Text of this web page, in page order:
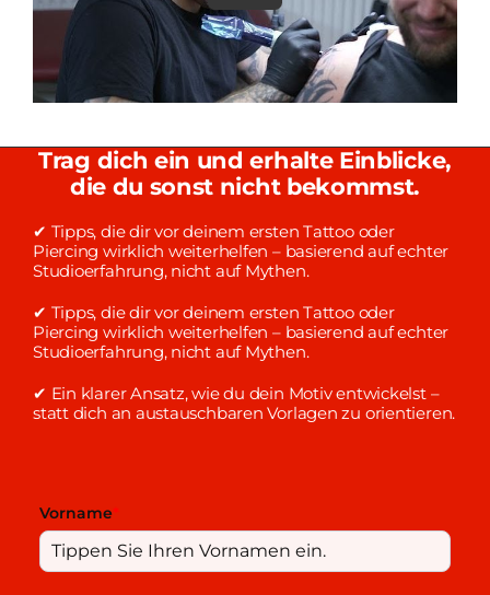
Trag dich ein und erhalte Einblicke,
die du sonst nicht bekommst.
✔ Tipps, die dir vor deinem ersten Tattoo oder
Piercing wirklich weiterhelfen – basierend auf echter
Studioerfahrung, nicht auf Mythen.
✔ Tipps, die dir vor deinem ersten Tattoo oder
Piercing wirklich weiterhelfen – basierend auf echter
Studioerfahrung, nicht auf Mythen.
✔ Ein klarer Ansatz, wie du dein Motiv entwickelst –
statt dich an austauschbaren Vorlagen zu orientieren.
Vorname*